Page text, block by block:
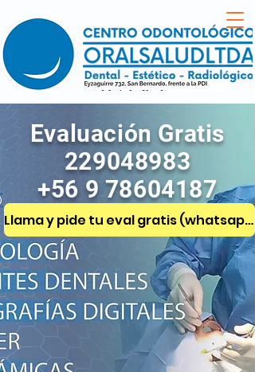
Evaluación Gratis
229048983
+56 9 78604187
Llama y pide tu eval gratis (whatsapp)